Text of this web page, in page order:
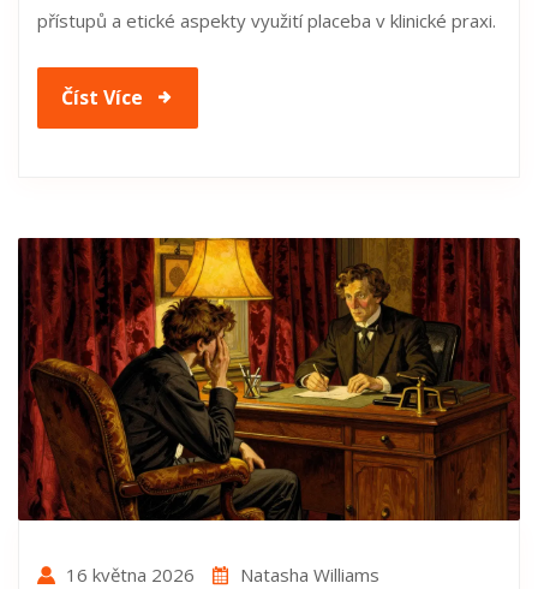
přístupů a etické aspekty využití placeba v klinické praxi.
Číst Více
16 května 2026 Natasha Williams